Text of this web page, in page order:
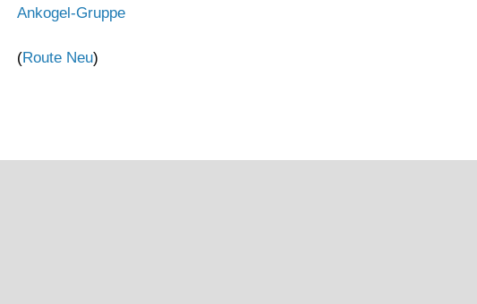
Ankogel-Gruppe
(Route Neu)